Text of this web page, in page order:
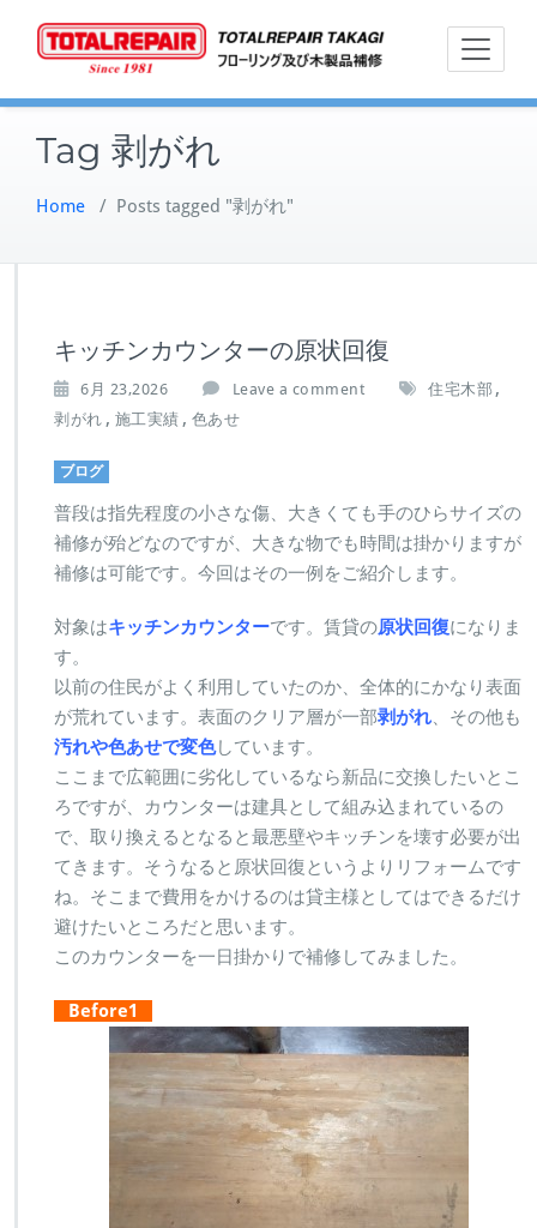
ト
フローリン
グ及び木製
Tag 剥がれ
Home / Posts tagged "剥がれ"
キッチンカウンターの原状回復
6月 23,2026 Leave a comment 住宅木部 ,
剥がれ , 施工実績 , 色あせ
ブログ
普段は指先程度の小さな傷、大きくても手のひらサイズの
補修が殆どなのですが、大きな物でも時間は掛かりますが
補修は可能です。今回はその一例をご紹介します。
対象はキッチンカウンターです。賃貸の原状回復になりま
す。
以前の住民がよく利用していたのか、全体的にかなり表面
が荒れています。表面のクリア層が一部剥がれ、その他も
汚れや色あせで変色しています。
ここまで広範囲に劣化しているなら新品に交換したいとこ
ろですが、カウンターは建具として組み込まれているの
で、取り換えるとなると最悪壁やキッチンを壊す必要が出
てきます。そうなると原状回復というよりリフォームです
ね。そこまで費用をかけるのは貸主様としてはできるだけ
避けたいところだと思います。
このカウンターを一日掛かりで補修してみました。
Before1